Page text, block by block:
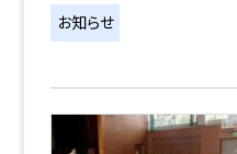
お知らせ